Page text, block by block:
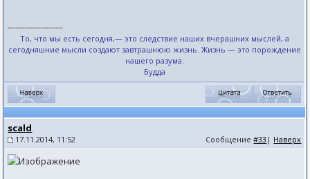
--------------------
То, что мы есть сегодня,— это следствие наших вчерашних мыслей, а
сегодняшние мысли создают завтрашнюю жизнь. Жизнь — это порождение
нашего разума.
Будда
scald
17.11.2014, 11:52 Сообщение#33 | Наверх